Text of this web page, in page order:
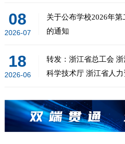
08
2026-07
关于公布学校2026年
的通知
18
2026-06
转发：浙江省总工会
科学技术厅 浙江省人
通知